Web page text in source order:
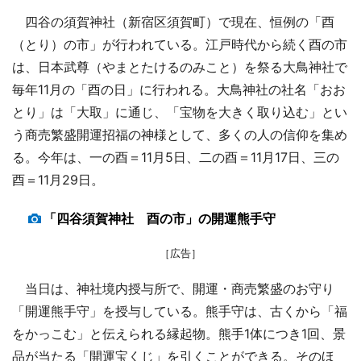
四谷の須賀神社（新宿区須賀町）で現在、恒例の「酉
（とり）の市」が行われている。江戸時代から続く酉の市
は、日本武尊（やまとたけるのみこと）を祭る大鳥神社で
毎年11月の「酉の日」に行われる。大鳥神社の社名「おお
とり」は「大取」に通じ、「宝物を大きく取り込む」とい
う商売繁盛開運招福の神様として、多くの人の信仰を集め
る。今年は、一の酉＝11月5日、二の酉＝11月17日、三の
酉＝11月29日。
「四谷須賀神社 酉の市」の開運熊手守
［広告］
当日は、神社境内授与所で、開運・商売繁盛のお守り
「開運熊手守」を授与している。熊手守は、古くから「福
をかっこむ」と伝えられる縁起物。熊手1体につき1回、景
品が当たる「開運宝くじ」を引くことができる。そのほ